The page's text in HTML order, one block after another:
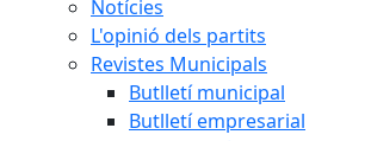
Notícies
L'opinió dels partits
Revistes Municipals
Butlletí municipal
Butlletí empresarial